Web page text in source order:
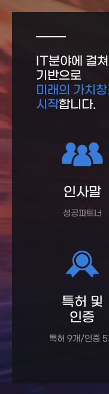
IT분야에 걸
기반으로
미래의 가치
시작합니다.
인사말
성공파트너
특허 및
인증
특허 9개/인증 5